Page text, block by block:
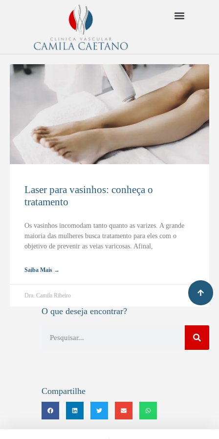
Laser para vasinhos: conheça o
tratamento
Os vasinhos incomodam tanto quanto as varizes. A grande
maioria das mulheres busca tratamento para eles com o
objetivo de prevenir as veias varicosas. Afinal,
Saiba Mais →
Dra. Camila Ribeiro
O que deseja encontrar?
Compartilhe